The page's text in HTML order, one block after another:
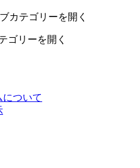
カテゴリーを開く
ゴリーを開く
ついて